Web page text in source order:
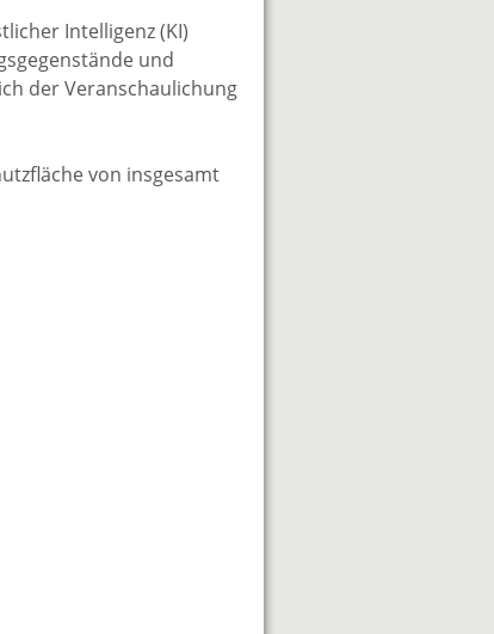
Intelligenz (KI)
und
der Veranschaulichung
von insgesamt